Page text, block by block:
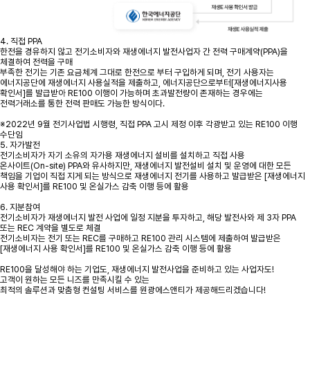
4. 직접 PPA
한전을 경유하지 않고 전기소비자와 재생에너지 발전사업자 간 전력 구매계약(PPA)을
체결하여 전력을 구매
부족한 전기는 기존 요금체계 그대로 한전으로 부터 구입하게 되며, 전기 사용자는
에너지공단에 재생에너지 사용실적을 제출하고, 에너지공단으로부터[재생에너지사용
확인서]를 발급받아 RE100 이행이 가능하며 초과발전량이 존재하는 경우에는
전력거래소를 통한 전력 판매도 가능한 방식이다.
※2022년 9월 전기사업법 시행령, 직접 PPA 고시 제정 이후 각광받고 있는 RE100 이행
수단임
5. 자가발전
전기소비자가 자기 소유의 자가용 재생에너지 설비를 설치하고 직접 사용
온사이트(On-site) PPA와 유사하지만, 재생에너지 발전설비 설치 및 운영에 대한 모든
책임을 기업이 직접 지게 되는 방식으로 재생에너지 전기를 사용하고 발급받은 [재생에너지
사용 확인서]를 RE100 및 온실가스 감축 이행 등에 활용
6. 지분참여
전기소비자가 재생에너지 발전 사업에 일정 지분을 투자하고, 해당 발전사와 제 3자 PPA
또는 REC 계약을 별도로 체결
전기소비자는 전기 또는 REC를 구매하고 RE100 관리 시스템에 제출하여 발급받은
[재생에너지 사용 확인서]를 RE100 및 온실가스 감축 이행 등에 활용
RE100을 달성해야 하는 기업도, 재생에너지 발전사업을 준비하고 있는 사업자도!
고객이 원하는 모든 니즈를 만족시킬 수 있는
최적의 솔루션과 맞춤형 컨설팅 서비스를 원광에스앤티가 제공해드리겠습니다!